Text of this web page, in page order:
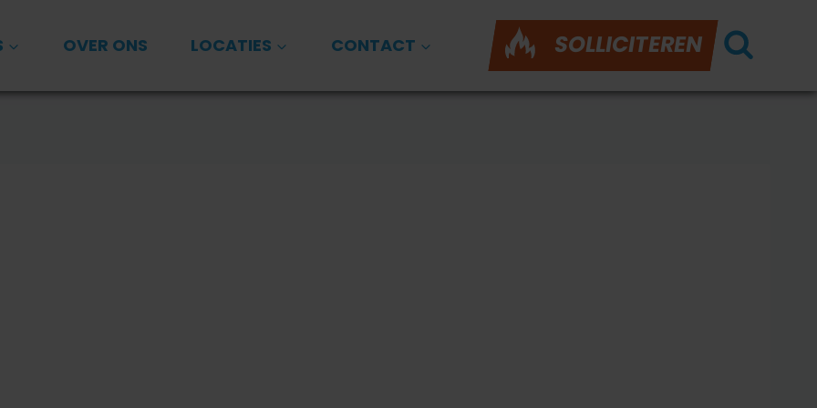
OVER ONS LOCATIES CONTACT SOLLICITEREN